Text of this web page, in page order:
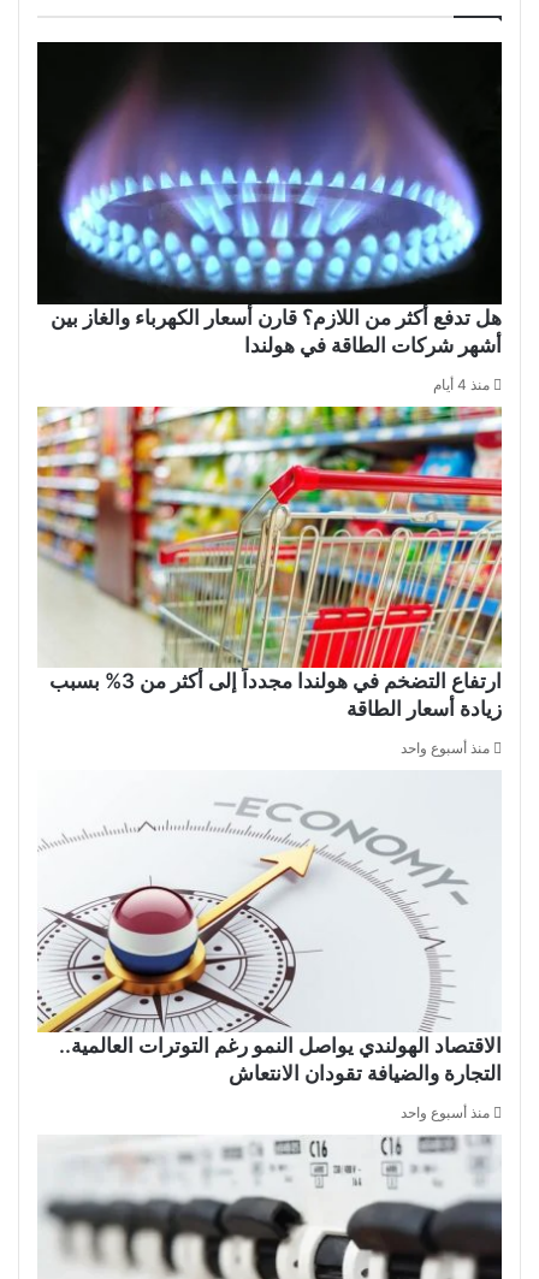
هل تدفع أكثر من اللازم؟ قارن أسعار الكهرباء والغاز بين
أشهر شركات الطاقة في هولندا
منذ 4 أيام
ارتفاع التضخم في هولندا مجدداً إلى أكثر من 3% بسبب
زيادة أسعار الطاقة
منذ أسبوع واحد
الاقتصاد الهولندي يواصل النمو رغم التوترات العالمية..
التجارة والضيافة تقودان الانتعاش
منذ أسبوع واحد